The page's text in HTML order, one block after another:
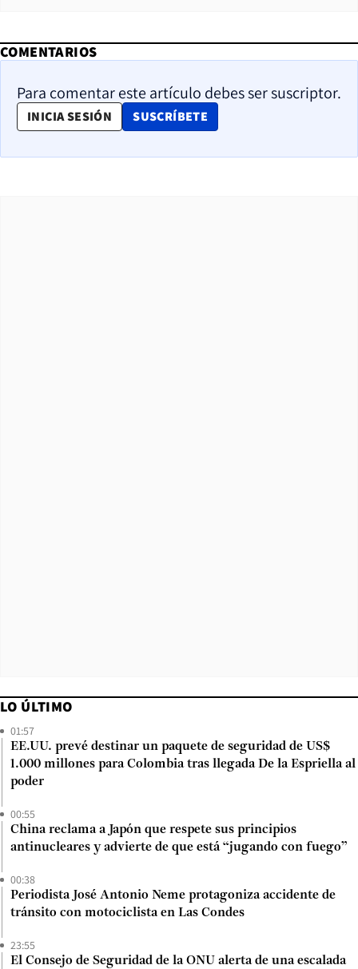
COMENTARIOS
Para comentar este artículo debes ser suscriptor.
INICIA SESIÓN SUSCRÍBETE
OPENS IN NEW WINDOW
LO ÚLTIMO
01:57
EE.UU. prevé destinar un paquete de seguridad de US$
1.000 millones para Colombia tras llegada De la Espriella al
poder
00:55
China reclama a Japón que respete sus principios
antinucleares y advierte de que está “jugando con fuego”
00:38
Periodista José Antonio Neme protagoniza accidente de
tránsito con motociclista en Las Condes
23:55
El Consejo de Seguridad de la ONU alerta de una escalada